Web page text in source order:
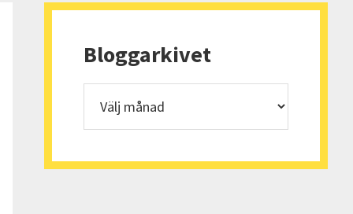
Primärt
sidofält
Bloggarkivet